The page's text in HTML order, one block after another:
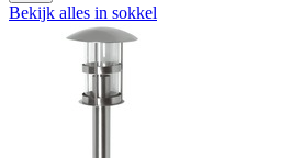
Bekijk alles in sokkel